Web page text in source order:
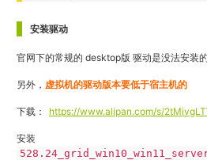
安装驱动
官网下的常规的 desktop版 驱动是没法安装
另外， 虚拟机的驱动版本要低于宿主机的
下载： https://www.alipan.com/s/
安装